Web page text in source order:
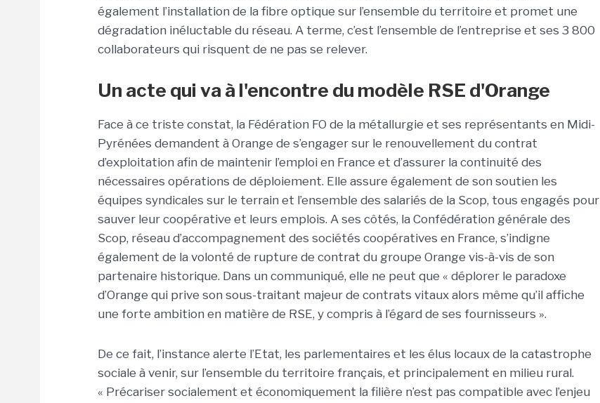
également l’installation de la fibre optique sur l’ensemble du territoire et promet une
dégradation inéluctable du réseau. A terme, c’est l’ensemble de l’entreprise et ses 3 800
collaborateurs qui risquent de ne pas se relever.
Un acte qui va à l'encontre du modèle RSE d'Orange
Face à ce triste constat, la Fédération FO de la métallurgie et ses représentants en Midi-
Pyrénées demandent à Orange de s’engager sur le renouvellement du contrat
d’exploitation afin de maintenir l’emploi en France et d’assurer la continuité des
nécessaires opérations de déploiement. Elle assure également de son soutien les
équipes syndicales sur le terrain et l’ensemble des salariés de la Scop, tous engagés pour
sauver leur coopérative et leurs emplois. A ses côtés, la Confédération générale des
Scop, réseau d’accompagnement des sociétés coopératives en France, s’indigne
également de la volonté de rupture de contrat du groupe Orange vis-à-vis de son
partenaire historique. Dans un communiqué, elle ne peut que « déplorer le paradoxe
d’Orange qui prive son sous-traitant majeur de contrats vitaux alors même qu’il affiche
une forte ambition en matière de RSE, y compris à l’égard de ses fournisseurs ».
De ce fait, l’instance alerte l’Etat, les parlementaires et les élus locaux de la catastrophe
sociale à venir, sur l’ensemble du territoire français, et principalement en milieu rural.
« Précariser socialement et économiquement la filière n’est pas compatible avec l’enjeu